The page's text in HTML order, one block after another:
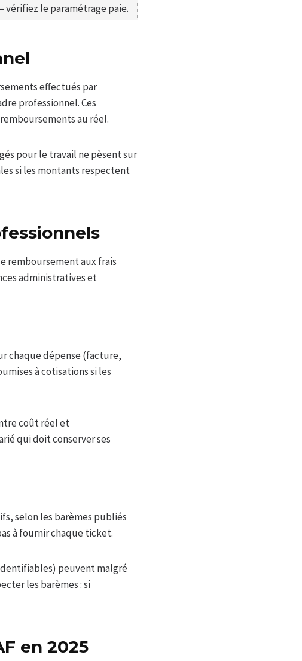
vérifiez le paramétrage paie.
effectués par
professionnel. Ces
au réel.
pour le travail ne pèsent sur
si les montants respectent
remboursement aux frais
administratives et
chaque dépense (facture,
à cotisations si les
coût réel et
qui doit conserver ses
selon les barèmes publiés
à fournir chaque ticket.
peuvent malgré
les barèmes : si
en 2025